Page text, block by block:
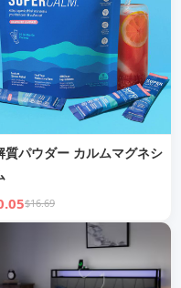
質パウダー カルムマグネシ
$16.69